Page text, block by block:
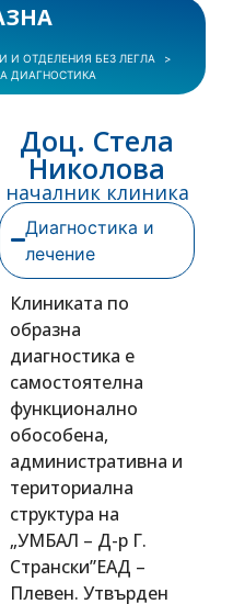
И ОТДЕЛЕНИЯ БЕЗ ЛЕГЛА
ДИАГНОСТИКА
Доц. Стела
Николова
началник клиника
Диагностика и
лечение
Клиниката по
образна
диагностика е
самостоятелна
функционално
обособена,
административна и
териториална
структура на
„УМБАЛ – Д-р Г.
Странски”ЕАД –
Плевен. Утвърден